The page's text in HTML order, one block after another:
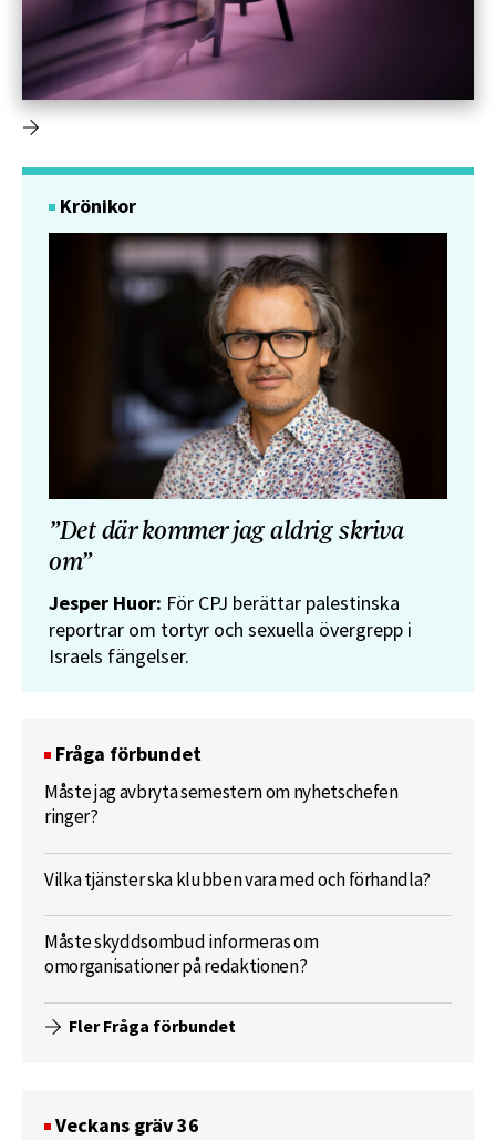
Krönikor
”Det där kommer jag aldrig skriva
om”
Jesper Huor: För CPJ berättar palestinska
reportrar om tortyr och sexuella övergrepp i
Israels fängelser.
Fråga förbundet
Måste jag avbryta semestern om nyhetschefen
ringer?
Vilka tjänster ska klubben vara med och förhandla?
Måste skyddsombud informeras om
omorganisationer på redaktionen?
Fler Fråga förbundet
Veckans gräv 36